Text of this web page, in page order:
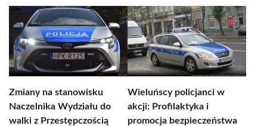
Zmiany na stanowisku
Naczelnika Wydziału do
walki z Przestępczością
Wieluńscy policjanci w
akcji: Profilaktyka i
promocja bezpieczeństwa